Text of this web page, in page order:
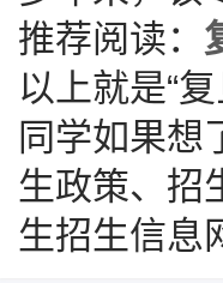
推荐阅读：
以上就是“
同学如果想
生政策、招
生招生信息